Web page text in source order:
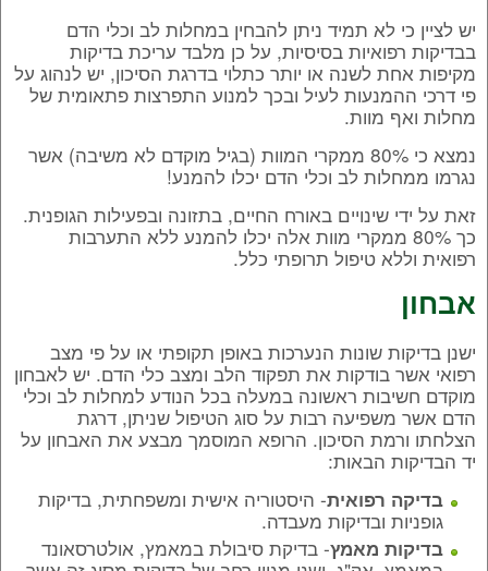
יש לציין כי לא תמיד ניתן להבחין במחלות לב וכלי הדם
בבדיקות רפואיות בסיסיות, על כן מלבד עריכת בדיקות
מקיפות אחת לשנה או יותר כתלוי בדרגת הסיכון, יש לנהוג על
פי דרכי ההמנעות לעיל ובכך למנוע התפרצות פתאומית של
מחלות ואף מוות.
נמצא כי 80% ממקרי המוות (בגיל מוקדם לא משיבה) אשר
נגרמו ממחלות לב וכלי הדם יכלו להמנע!
זאת על ידי שינויים באורח החיים, בתזונה ובפעילות הגופנית.
כך 80% ממקרי מוות אלה יכלו להמנע ללא התערבות
רפואית וללא טיפול תרופתי כלל.
אבחון
ישנן בדיקות שונות הנערכות באופן תקופתי או על פי מצב
רפואי אשר בודקות את תפקוד הלב ומצב כלי הדם. יש לאבחון
מוקדם חשיבות ראשונה במעלה בכל הנודע למחלות לב וכלי
הדם אשר משפיעה רבות על סוג הטיפול שניתן, דרגת
הצלחתו ורמת הסיכון. הרופא המוסמך מבצע את האבחון על
יד הבדיקות הבאות:
בדיקה רפואית- היסטוריה אישית ומשפחתית, בדיקות
גופניות ובדיקות מעבדה.
בדיקות מאמץ- בדיקת סיבולת במאמץ, אולטרסאונד